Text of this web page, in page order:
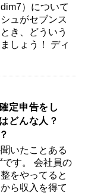
）について
ュがセブンス
き、どういう
しょう！ ディ
定申告をし
どんな人？
いたことある
です。 会社員の
をやってると
ら収入を得て